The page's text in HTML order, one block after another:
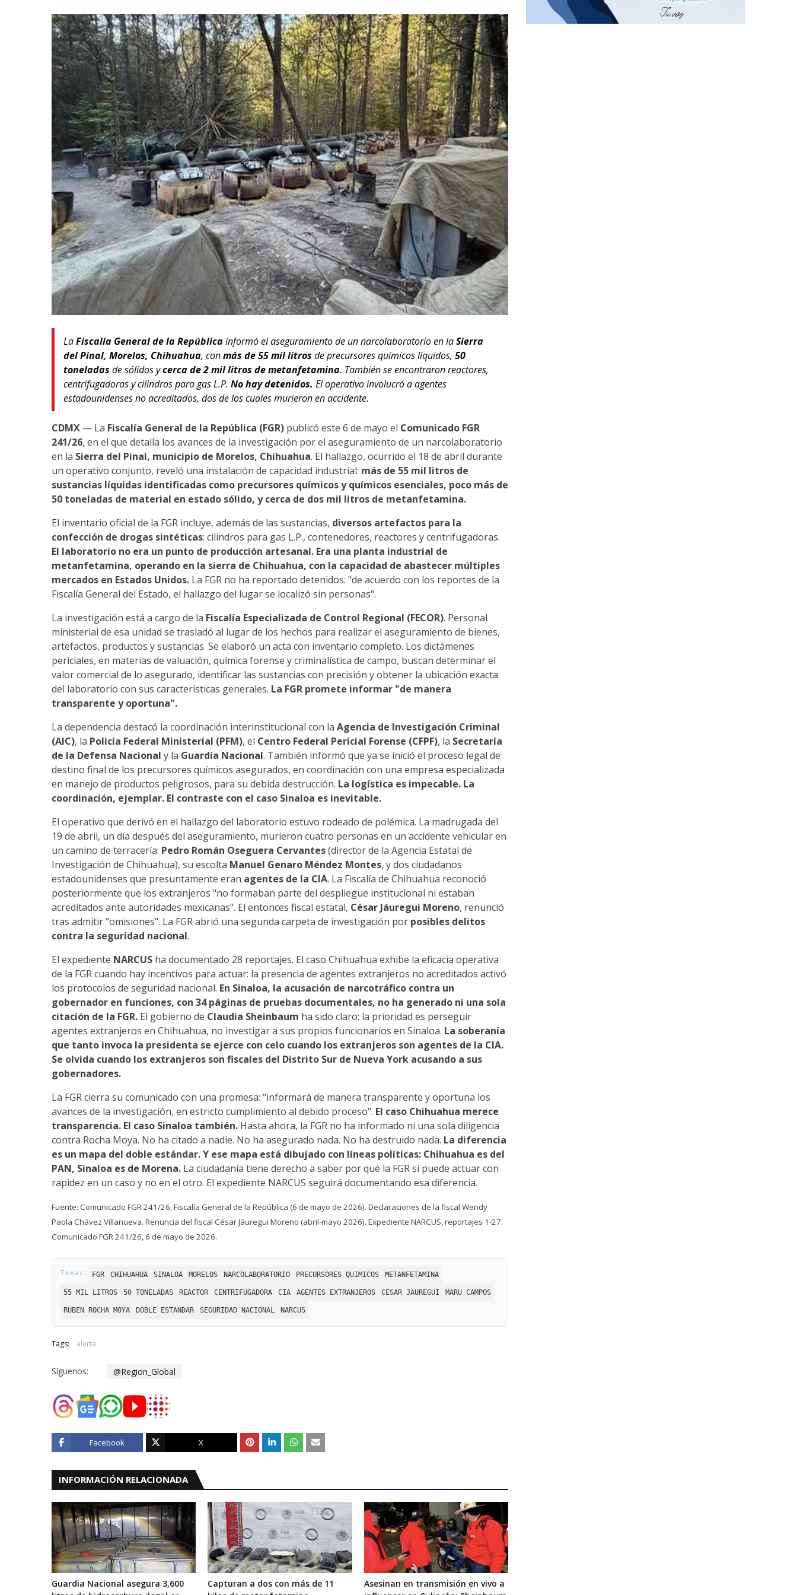
LaFiscalía General de la Repúblicainformó el aseguramiento de un narcolaboratorio en laSierra
del Pinal, Morelos, Chihuahua, conmás de 55 mil litros de precursores químicos líquidos, 50
toneladas de sólidos ycerca de 2 mil litros de metanfetamina. También se encontraron reactores,
centrifugadoras y cilindros para gas L.P. No hay detenidos. El operativo involucró a agentes
estadounidenses no acreditados, dos de los cuales murieron en accidente.
CDMX — La Fiscalía General de la República (FGR) publicó este 6 de mayo el Comunicado FGR
241/26, en el que detalla los avances de la investigación por el aseguramiento de un narcolaboratorio
en la Sierra del Pinal, municipio de Morelos, Chihuahua. El hallazgo, ocurrido el 18 de abril durante
un operativo conjunto, reveló una instalación de capacidad industrial: más de 55 mil litros de
sustancias líquidas identificadas como precursores químicos y químicos esenciales, poco más de
50 toneladas de material en estado sólido, y cerca de dos mil litros de metanfetamina.
El inventario oficial de la FGR incluye, además de las sustancias, diversos artefactos para la
confección de drogas sintéticas: cilindros para gas L.P., contenedores, reactores y centrifugadoras.
El laboratorio no era un punto de producción artesanal. Era una planta industrial de
metanfetamina, operando en la sierra de Chihuahua, con la capacidad de abastecer múltiples
mercados en Estados Unidos. La FGR no ha reportado detenidos: "de acuerdo con los reportes de la
Fiscalía General del Estado, el hallazgo del lugar se localizó sin personas".
La investigación está a cargo de la Fiscalía Especializada de Control Regional (FECOR). Personal
ministerial de esa unidad se trasladó al lugar de los hechos para realizar el aseguramiento de bienes,
artefactos, productos y sustancias. Se elaboró un acta con inventario completo. Los dictámenes
periciales, en materias de valuación, química forense y criminalística de campo, buscan determinar el
valor comercial de lo asegurado, identificar las sustancias con precisión y obtener la ubicación exacta
del laboratorio con sus características generales. La FGR promete informar "de manera
transparente y oportuna".
La dependencia destacó la coordinación interinstitucional con la Agencia de Investigación Criminal
(AIC), la Policía Federal Ministerial (PFM), el Centro Federal Pericial Forense (CFPF), la Secretaría
de la Defensa Nacional y la Guardia Nacional. También informó que ya se inició el proceso legal de
destino final de los precursores químicos asegurados, en coordinación con una empresa especializada
en manejo de productos peligrosos, para su debida destrucción. La logística es impecable. La
coordinación, ejemplar. El contraste con el caso Sinaloa es inevitable.
El operativo que derivó en el hallazgo del laboratorio estuvo rodeado de polémica. La madrugada del
19 de abril, un día después del aseguramiento, murieron cuatro personas en un accidente vehicular en
un camino de terracería: Pedro Román Oseguera Cervantes(director de la Agencia Estatal de
Investigación de Chihuahua), su escolta Manuel Genaro Méndez Montes, y dos ciudadanos
estadounidenses que presuntamente eran agentes de la CIA. La Fiscalía de Chihuahua reconoció
posteriormente que los extranjeros "no formaban parte del despliegue institucional ni estaban
acreditados ante autoridades mexicanas". El entonces fiscal estatal, César Jáuregui Moreno, renunció
tras admitir "omisiones". La FGR abrió una segunda carpeta de investigación por posibles delitos
contra la seguridad nacional.
El expediente NARCUS ha documentado 28 reportajes. El caso Chihuahua exhibe la eficacia operativa
de la FGR cuando hay incentivos para actuar: la presencia de agentes extranjeros no acreditados activó
los protocolos de seguridad nacional. En Sinaloa, la acusación de narcotráfico contra un
gobernador en funciones, con 34 páginas de pruebas documentales, no ha generado ni una sola
citación de la FGR. El gobierno de Claudia Sheinbaum ha sido claro: la prioridad es perseguir
agentes extranjeros en Chihuahua, no investigar a sus propios funcionarios en Sinaloa. La soberanía
que tanto invoca la presidenta se ejerce con celo cuando los extranjeros son agentes de la CIA.
Se olvida cuando los extranjeros son fiscales del Distrito Sur de Nueva York acusando a sus
gobernadores.
La FGR cierra su comunicado con una promesa: "informará de manera transparente y oportuna los
avances de la investigación, en estricto cumplimiento al debido proceso". El caso Chihuahua merece
transparencia. El caso Sinaloa también. Hasta ahora, la FGR no ha informado ni una sola diligencia
contra Rocha Moya. No ha citado a nadie. No ha asegurado nada. No ha destruido nada. La diferencia
es un mapa del doble estándar. Y ese mapa está dibujado con líneas políticas: Chihuahua es del
PAN, Sinaloa es de Morena. La ciudadanía tiene derecho a saber por qué la FGR sí puede actuar con
rapidez en un caso y no en el otro. El expediente NARCUS seguirá documentando esa diferencia.
Fuente: Comunicado FGR 241/26, Fiscalía General de la República (6 de mayo de 2026). Declaraciones de la fiscal Wendy
Paola Chávez Villanueva. Renuncia del fiscal César Jáuregui Moreno (abril-mayo 2026). Expediente NARCUS, reportajes 1-27.
Comunicado FGR 241/26, 6 de mayo de 2026.
FGR CHIHUAHUA SINALOA MORELOS NARCOLABORATORIO PRECURSORES QUIMICOS METANFETAMINA
55 MIL LITROS 50 TONELADAS REACTOR CENTRIFUGADORA CIA AGENTES EXTRANJEROS CESAR JAUREGUI MARU CAMPOS
RUBEN ROCHA MOYA DOBLE ESTANDAR SEGURIDAD NACIONAL NARCUS
Tags: alerta
Síguenos: @Region_Global
Facebook X
INFORMACIÓN RELACIONADA
Guardia Nacional asegura 3,600
Capturan a dos con más de 11
Asesinan en transmisión en vivo a